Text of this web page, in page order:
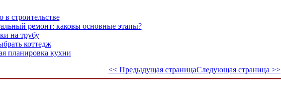
в строительстве
ремонт: каковы основные этапы?
на трубу
коттедж
планировка кухни
<< Предыдущая страницаСледующая страница >>